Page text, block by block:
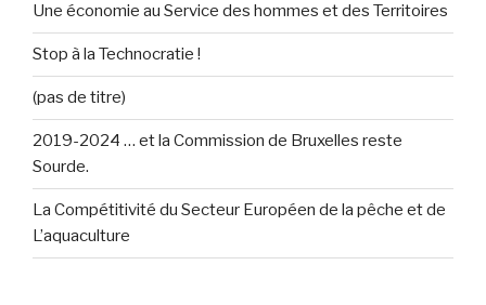
Une économie au Service des hommes et des Territoires
Stop à la Technocratie !
(pas de titre)
2019-2024 … et la Commission de Bruxelles reste
Sourde.
La Compétitivité du Secteur Européen de la pêche et de
L’aquaculture